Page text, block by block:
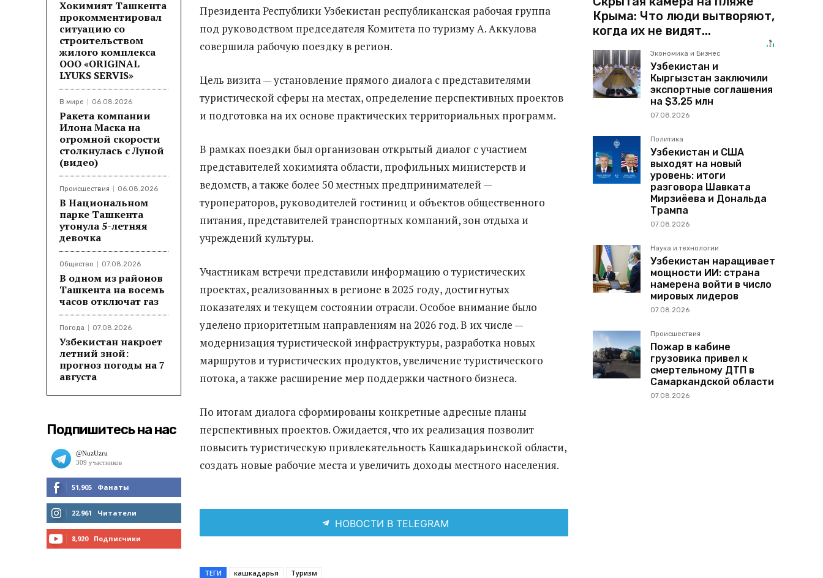
Хокимият Ташкента
прокомментировал
ситуацию со
строительством
жилого комплекса
ООО «ORIGINAL
LYUKS SERVIS»
В мире 06.08.2026
Ракета компании
Илона Маска на
огромной скорости
столкнулась с Луной
(видео)
Происшествия 06.08.2026
В Национальном
парке Ташкента
утонула 5-летняя
девочка
Общество 07.08.2026
В одном из районов
Ташкента на восемь
часов отключат газ
Погода 07.08.2026
Узбекистан накроет
летний зной:
прогноз погоды на 7
августа
Подпишитесь на нас
51,905 Фанаты
МНЕ НРАВИТСЯ
22,961 Читатели
8,920 Подписчики
Президента Республики Узбекистан республиканская рабочая группа
под руководством председателя Комитета по туризму А. Аккулова
совершила рабочую поездку в регион.
Цель визита — установление прямого диалога с представителями
туристической сферы на местах, определение перспективных проектов
и подготовка на их основе практических территориальных программ.
В рамках поездки был организован открытый диалог с участием
представителей хокимията области, профильных министерств и
ведомств, а также более 50 местных предпринимателей —
туроператоров, руководителей гостиниц и объектов общественного
питания, представителей транспортных компаний, зон отдыха и
учреждений культуры.
Участникам встречи представили информацию о туристических
проектах, реализованных в регионе в 2025 году, достигнутых
показателях и текущем состоянии отрасли. Особое внимание было
уделено приоритетным направлениям на 2026 год. В их числе —
модернизация туристической инфраструктуры, разработка новых
маршрутов и туристических продуктов, увеличение туристического
потока, а также расширение мер поддержки частного бизнеса.
По итогам диалога сформированы конкретные адресные планы
перспективных проектов. Ожидается, что их реализация позволит
повысить туристическую привлекательность Кашкадарьинской области,
создать новые рабочие места и увеличить доходы местного населения.
НОВОСТИ В TELEGRAM
ТЕГИ кашкадарья Туризм
Крыма: Что люди вытворяют,
когда их не видят...
Экономика и Бизнес
Узбекистан и
Кыргызстан заключили
экспортные соглашения
на $3,25 млн
07.08.2026
Политика
Узбекистан и США
выходят на новый
уровень: итоги
разговора Шавката
Мирзиёева и Дональда
Трампа
07.08.2026
Наука и технологии
Узбекистан наращивает
мощности ИИ: страна
намерена войти в число
мировых лидеров
07.08.2026
Происшествия
Пожар в кабине
грузовика привел к
смертельному ДТП в
Самаркандской области
07.08.2026